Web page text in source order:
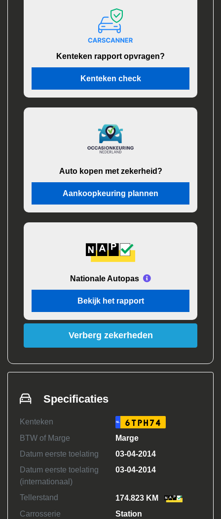
Kenteken rapport opvragen?
Kenteken check
Auto kopen met zekerheid?
Aankoopkeuring plannen
Nationale Autopas
Bekijk het rapport
Verberg zekerheden
Specificaties
Kenteken NL 6TPH74
BTW of Marge
Marge
Datum eerste toelating
03-04-2014
Datum eerste toelating
(internationaal)
03-04-2014
Tellerstand
174.823 KM
Carrosserie
Station